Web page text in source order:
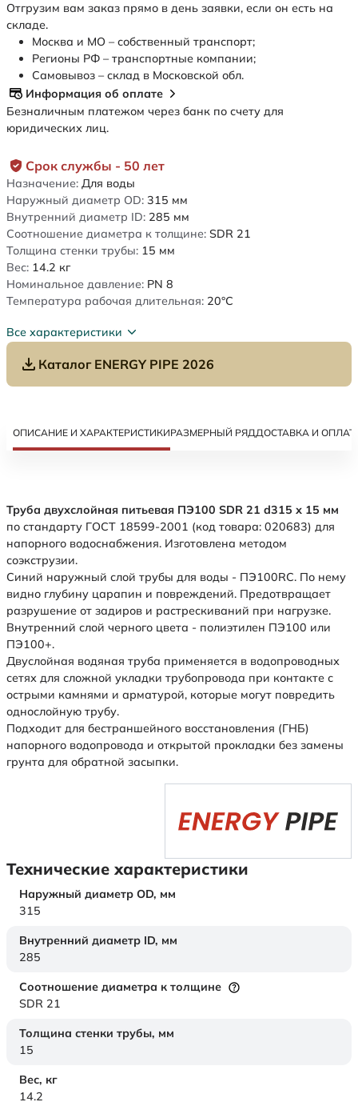
Срок службы - 50 лет
Назначение: Для воды
Наружный диаметр OD: 315 мм
Внутренний диаметр ID: 285 мм
Соотношение диаметра к толщине: SDR 21
Толщина стенки трубы: 15 мм
Вес: 14.2 кг
Номинальное давление: PN 8
Температура рабочая длительная: 20°C
Все характеристики
Каталог ENERGY PIPE 2026
Отгрузим вам заказ прямо в день заявки, если он есть на
складе.
Москва и МО – собственный транспорт;
Регионы РФ – транспортные компании;
Самовывоз – склад в Московской обл.
Информация об оплате
Безналичным платежом через банк по счету для
юридических лиц.
ОПИСАНИЕ И ХАРАКТЕРИСТИКИРАЗМЕРНЫЙ РЯДДОСТАВКА И
Труба двухслойная питьевая ПЭ100 SDR 21 d315 х 15 мм
по стандарту ГОСТ 18599-2001 (код товара: 020683) для
напорного водоснабжения. Изготовлена методом
соэкструзии.
Синий наружный слой трубы для воды - ПЭ100RC. По нему
видно глубину царапин и повреждений. Предотвращает
разрушение от задиров и растрескиваний при нагрузке.
Внутренний слой черного цвета - полиэтилен ПЭ100 или
ПЭ100+.
Двуслойная водяная труба применяется в водопроводных
сетях для сложной укладки трубопровода при контакте с
острыми камнями и арматурой, которые могут повредить
однослойную трубу.
Подходит для бестраншейного восстановления (ГНБ)
напорного водопровода и открытой прокладки без замены
грунта для обратной засыпки.
Технические характеристики
Наружный диаметр OD, мм
315
Внутренний диаметр ID, мм
285
Соотношение диаметра к толщине
SDR 21
Толщина стенки трубы, мм
15
Вес, кг
14.2